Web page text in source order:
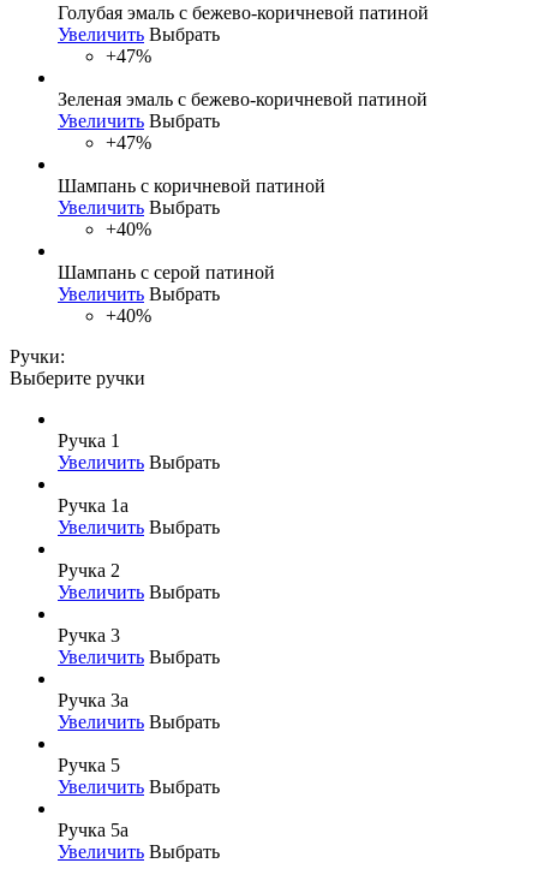
Голубая эмаль с бежево-коричневой патиной
Увеличить Выбрать
+47%
Зеленая эмаль с бежево-коричневой патиной
Увеличить Выбрать
+47%
Шампань с коричневой патиной
Увеличить Выбрать
+40%
Шампань с серой патиной
Увеличить Выбрать
+40%
Ручки:
Выберите ручки
Ручка 1
Увеличить Выбрать
Ручка 1а
Увеличить Выбрать
Ручка 2
Увеличить Выбрать
Ручка 3
Увеличить Выбрать
Ручка 3а
Увеличить Выбрать
Ручка 5
Увеличить Выбрать
Ручка 5а
Увеличить Выбрать